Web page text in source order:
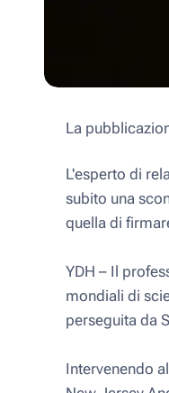
La
L'esperto di
subito una
quella di
YDH – Il
mondiali di
perseguita da
Intervenendo